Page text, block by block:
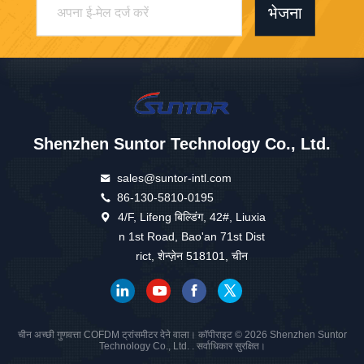
भेजना
Shenzhen Suntor Technology Co., Ltd.
sales@suntor-intl.com
86-130-5810-0195
4/F, Lifeng बिल्डिंग, 42#, Liuxia
n 1st Road, Bao'an 71st Dist
rict, शेन्ज़ेन 518101, चीन
चीन अच्छी गुणवत्ता COFDM ट्रांसमीटर देने वाला। कॉपीराइट © 2026 Shenzhen Suntor
Technology Co., Ltd. . सर्वाधिकार सुरक्षित।